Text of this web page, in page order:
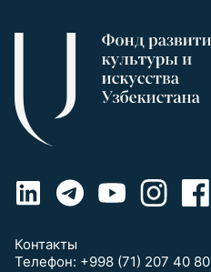
Контакты
Телефон: +998 (71) 207 40 80